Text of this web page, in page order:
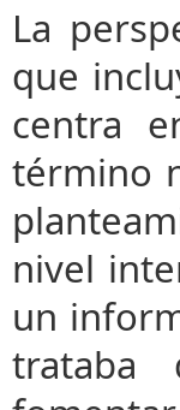
La
que
centra
término
nivel
un
trataba